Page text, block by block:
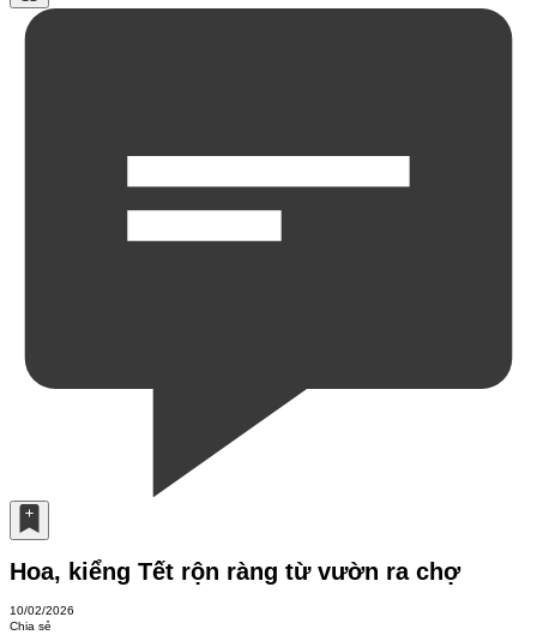
Hoa, kiểng Tết rộn ràng từ vườn ra chợ
10/02/2026
Chia sẻ